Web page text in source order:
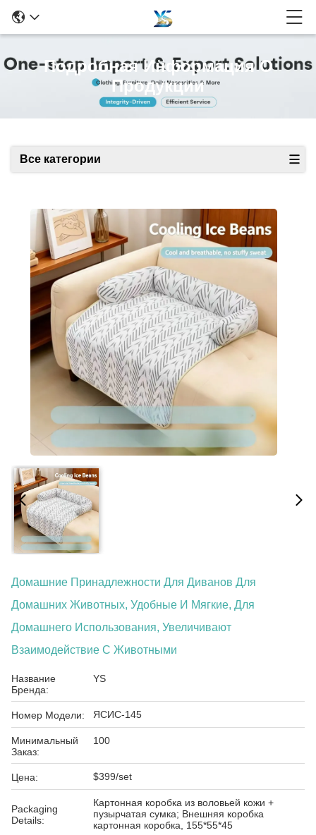
Подробная Информация О
Продукции
Все категории
Домашние Принадлежности Для Диванов Для
Домашних Животных, Удобные И Мягкие, Для
Домашнего Использования, Увеличивают
Взаимодействие С Животными
Название
Бренда:
YS
Номер Модели: ЯСИС-145
Минимальный
Заказ:
100
Цена: $399/set
Packaging
Details:
Картонная коробка из воловьей кожи +
пузырчатая сумка; Внешняя коробка
картонная коробка, 155*55*45